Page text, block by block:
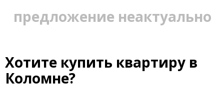
предложение неактуально
Хотите купить квартиру в
Коломне?